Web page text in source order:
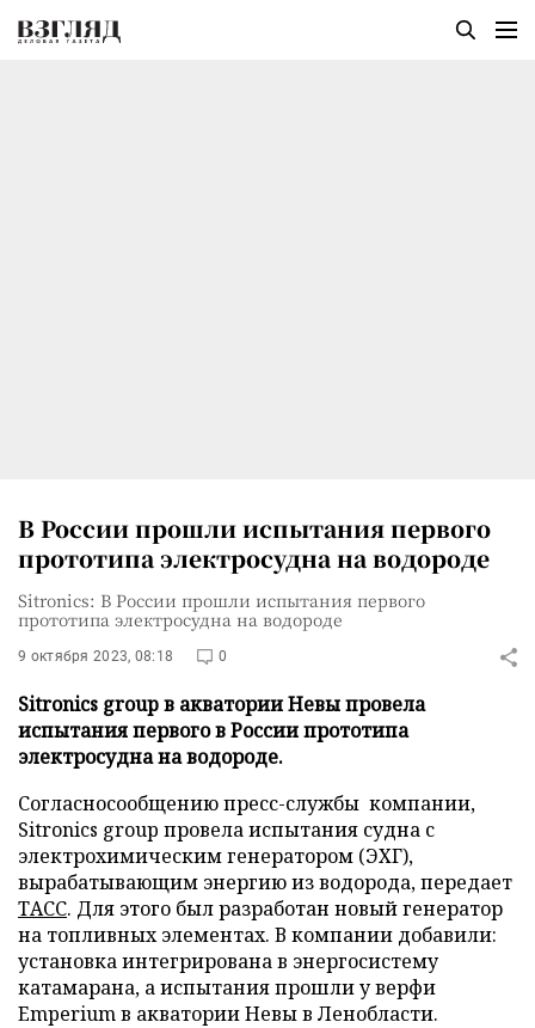
В России прошли испытания первого
прототипа электросудна на водороде
Sitronics: В России прошли испытания первого
прототипа электросудна на водороде
9 октября 2023, 08:18 0
Sitronics group в акватории Невы провела
испытания первого в России прототипа
электросудна на водороде.
Согласносообщению пресс-службы компании,
Sitronics group провела испытания судна с
электрохимическим генератором (ЭХГ),
вырабатывающим энергию из водорода, передает
ТАСС. Для этого был разработан новый генератор
на топливных элементах. В компании добавили:
установка интегрирована в энергосистему
катамарана, а испытания прошли у верфи
Emperium в акватории Невы в Ленобласти.